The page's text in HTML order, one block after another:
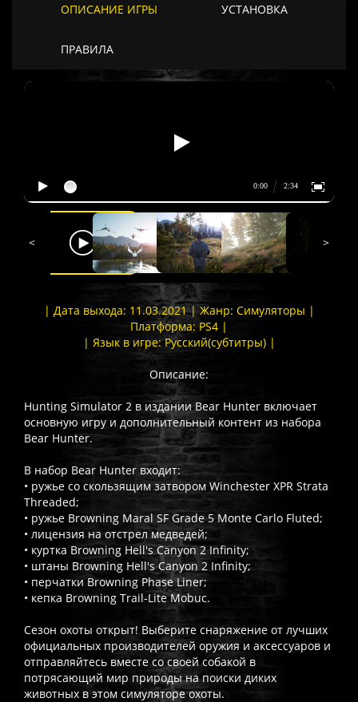
ОПИСАНИЕ ИГРЫ УСТАНОВКА
ПРАВИЛА
< >
| Дата выхода: 11.03.2021 | Жанр: Симуляторы |
Платформа: PS4 |
| Язык в игре: Русский(субтитры) |
Описание:
Hunting Simulator 2 в издании Bear Hunter включает
основную игру и дополнительный контент из набора
Bear Hunter.
В набор Bear Hunter входит:
• ружье со скользящим затвором Winchester XPR Strata
Threaded;
• ружье Browning Maral SF Grade 5 Monte Carlo Fluted;
• лицензия на отстрел медведей;
• куртка Browning Hell's Canyon 2 Infinity;
• штаны Browning Hell's Canyon 2 Infinity;
• перчатки Browning Phase Liner;
• кепка Browning Trail-Lite Mobuc.
Сезон охоты открыт! Выберите снаряжение от лучших
официальных производителей оружия и аксессуаров и
отправляйтесь вместе со своей собакой в
потрясающий мир природы на поиски диких
животных в этом симуляторе охоты.